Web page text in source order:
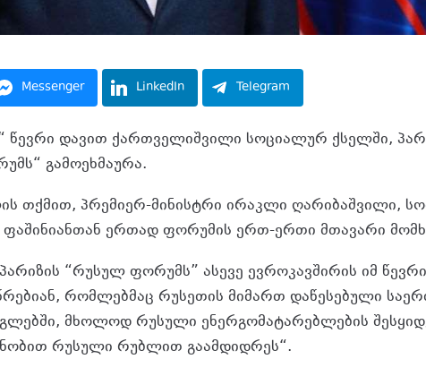
Messenger LinkedIn Telegram
წევრი დავით ქართველიშვილი სოციალურ ქსელში,
გამოეხმაურა.
თქმით, პრემიერ-მინისტრი ირაკლი ღარიბაშვილი,
ერთად ფორუმის ერთ-ერთი მთავარი
“რუსულ ფორუმს” ასევე ევროკავშირის იმ
რომლებმაც რუსეთის მიმართ დაწესებული
მხოლოდ რუსული ენერგომატარებლების
რუსული რუბლით გაამდიდრეს“.